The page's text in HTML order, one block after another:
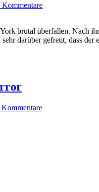
brutal überfallen. Nach
darüber gefreut, dass